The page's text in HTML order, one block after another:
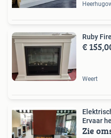
Ruby
€
Weert
Ervaar
Zie